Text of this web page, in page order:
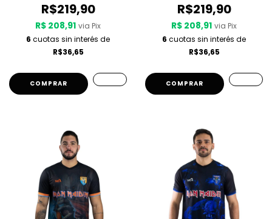
R$219,90
R$ 208,91 via Pix
6 cuotas sin interés de
R$36,65
COMPRAR
R$219,90
R$ 208,91 via Pix
6 cuotas sin interés de
R$36,65
COMPRAR